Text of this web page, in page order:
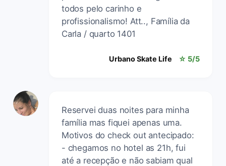
todos pelo carinho e
profissionalismo! Att.., Família da
Carla / quarto 1401
Urbano Skate Life ☆ 5/5
Reservei duas noites para minha
família mas fiquei apenas uma.
Motivos do check out antecipado:
- chegamos no hotel as 21h, fui
até a recepção e não sabiam qual